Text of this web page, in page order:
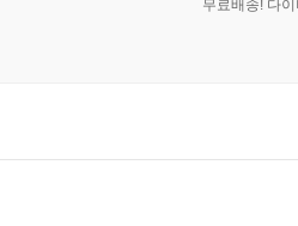
무료배송! 다